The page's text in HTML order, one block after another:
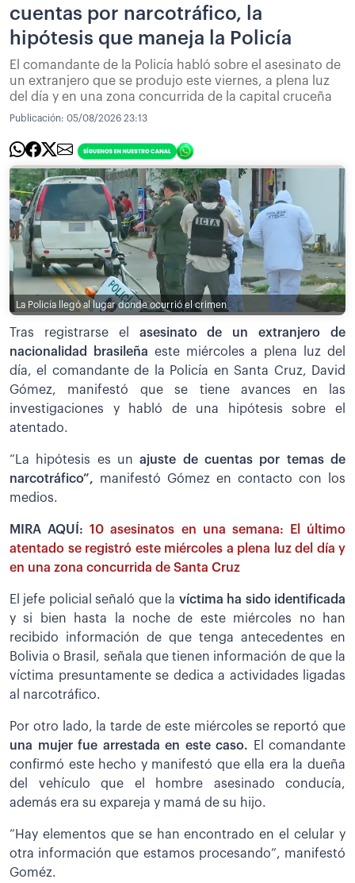
cuentas por narcotráfico, la
hipótesis que maneja la Policía
El comandante de la Policía habló sobre el asesinato de
un extranjero que se produjo este viernes, a plena luz
del día y en una zona concurrida de la capital cruceña
Publicación: 05/08/2026 23:13
La Policía llegó al lugar donde ocurrió el crimen
Tras registrarse el asesinato de un extranjero de
nacionalidad brasileña este miércoles a plena luz del
día, el comandante de la Policía en Santa Cruz, David
Gómez, manifestó que se tiene avances en las
investigaciones y habló de una hipótesis sobre el
atentado.
“La hipótesis es unajuste de cuentas por temas de
narcotráfico”, manifestó Gómez en contacto con los
medios.
MIRA AQUÍ:10 asesinatos en una semana: El último
atentado se registró este miércoles a plena luz del día y
en una zona concurrida de Santa Cruz
El jefe policial señaló que la víctima ha sido identificada
y si bien hasta la noche de este miércoles no han
recibido información de que tenga antecedentes en
Bolivia o Brasil, señala que tienen información de que la
víctima presuntamente se dedica a actividades ligadas
al narcotráfico.
Por otro lado, la tarde de este miércoles se reportó que
una mujer fue arrestada en este caso.
El comandante
confirmó este hecho y manifestó que ella era la dueña
del vehículo que el hombre asesinado conducía,
además era su expareja y mamá de su hijo.
“Hay elementos que se han encontrado en el celular y
otra información que estamos procesando”, manifestó
Goméz.